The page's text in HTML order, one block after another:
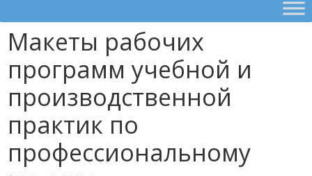
Макеты рабочих
программ учебной и
производственной
практик по
профессиональному